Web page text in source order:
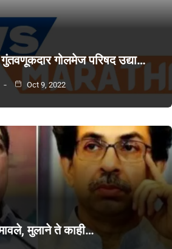
गोलमेज परिषद उद्या…
Oct 9, 2022
मुलाने ते काही…